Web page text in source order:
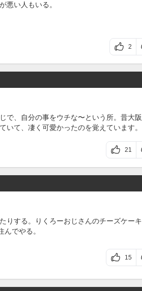
悪い人もいる。
2
で、自分の事をウチな〜という所。昔大
て、凄く可愛かったのを覚えています。
21
りする。りくろーおじさんのチーズケー
でやる。
15